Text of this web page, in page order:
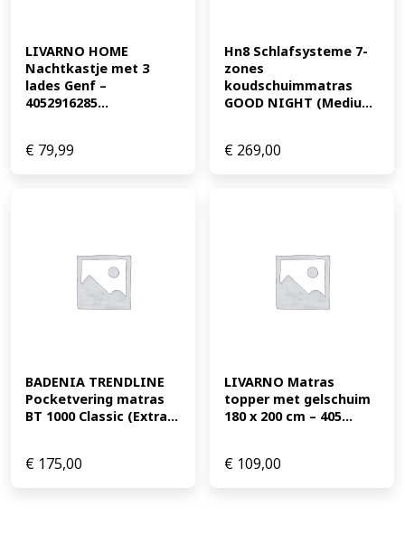
LIVARNO HOME
Nachtkastje met 3
lades Genf –
4052916285...
€ 79,99
Hn8 Schlafsysteme 7-
zones
koudschuimmatras
GOOD NIGHT (Mediu...
€ 269,00
BADENIA TRENDLINE
Pocketvering matras
BT 1000 Classic (Extra...
€ 175,00
LIVARNO Matras
topper met gelschuim
180 x 200 cm – 405...
€ 109,00